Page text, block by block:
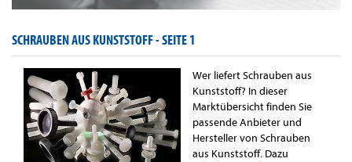
SCHRAUBEN AUS KUNSTSTOFF -SEITE 1
Wer liefert Schrauben aus
Kunststoff? In dieser
Marktübersicht finden Sie
passende Anbieter und
Hersteller von Schrauben
aus Kunststoff. Dazu